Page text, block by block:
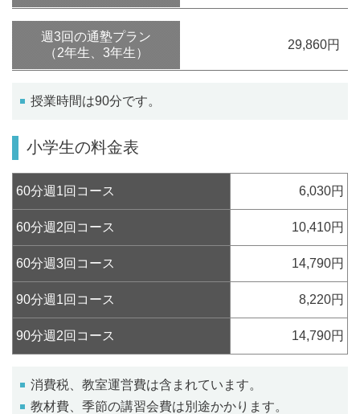
週3回の通塾プラン
（2年生、3年生）
29,860円
授業時間は90分です。
小学生の料金表
60分週1回コース 6,030円
60分週2回コース 10,410円
60分週3回コース 14,790円
90分週1回コース 8,220円
90分週2回コース 14,790円
消費税、教室運営費は含まれています。
教材費、季節の講習会費は別途かかります。